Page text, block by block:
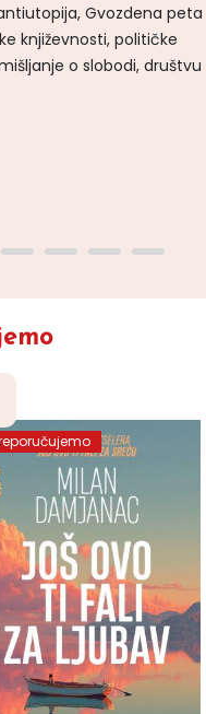
Gvozdena peta
književnosti, političke
o slobodi, društvu